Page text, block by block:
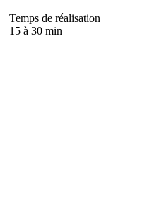
Temps de réalisation
15 à 30 min